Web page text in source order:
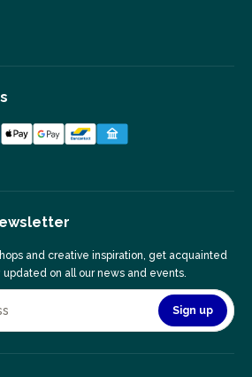
and creative inspiration, get acquainted
on all our news and events.
Sign up